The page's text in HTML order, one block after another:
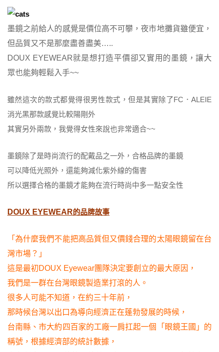
墨鏡之前給人的感覺是價位高不可攀，夜市地攤貨雖便宜，
但品質又不是那麼盡善盡美…..
DOUX EYEWEAR就是想打造平價卻又實用的墨鏡，讓大
眾也能夠輕鬆入手~~
雖然這次的款式都覺得很男性款式，但是其實除了FC．ALEIE
消光黑那款感覺比較陽剛外
其實另外兩款，我覺得女性來說也非常適合~~
墨鏡除了是時尚流行的配戴品之一外，合格品牌的墨鏡
可以降低光照外，還能夠減化紫外線的傷害
所以選擇合格的墨鏡才能夠在流行時尚中多一點安全性
DOUX EYEWEAR的品牌故事
「為什麼我們不能把高品質但又價錢合理的太陽眼鏡留在台
灣市場？」
這是最初DOUX Eyewear團隊決定要創立的最大原因，
我們是一群在台灣眼鏡製造業打滾的人。
很多人可能不知道，在約三十年前，
那時候台灣以出口為導向經濟正在蓬勃發展的時候，
台南縣、市大約四百家的工廠一肩扛起一個「眼鏡王國」的
稱號，根據經濟部的統計數據，